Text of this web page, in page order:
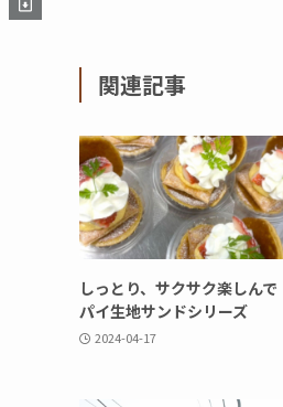
関連記事
しっとり、サクサク楽しんで
パイ生地サンドシリーズ
2024-04-17